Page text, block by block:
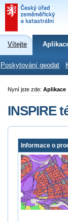
Vítejte
Poskytování geodat
Nyní jste zde: Aplikace
INSPIRE
Informace o